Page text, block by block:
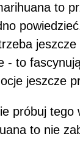
to
- to
jeszcze
próbuj tego
to nie